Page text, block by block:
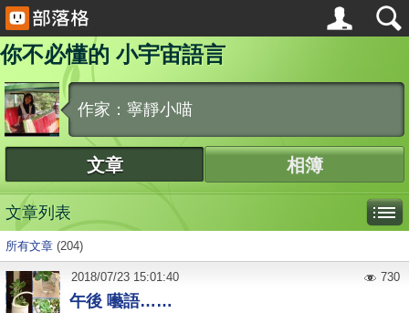
你不必懂的 小宇宙語言
作家：寧靜小喵
文章 相簿
文章列表
所有文章 (204)
午後 囈語……
2018/07/23 15:01:40 730